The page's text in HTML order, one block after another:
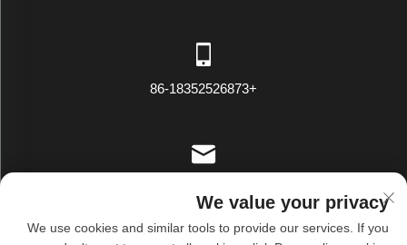
+86-18352526873
We value your privacy
We use cookies and similar tools to provide our services. If you